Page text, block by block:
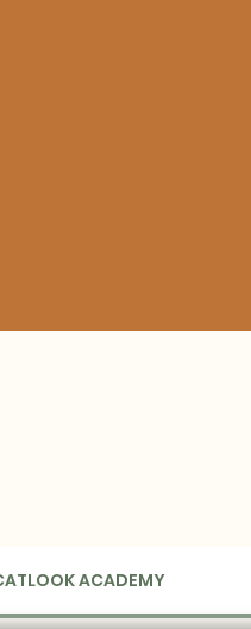
ACADEMY